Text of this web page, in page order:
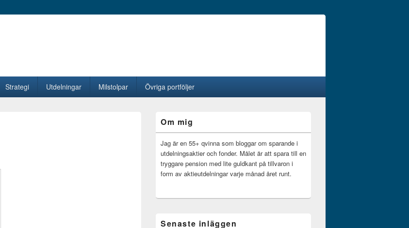
Strategi Utdelningar Milstolpar Övriga portföljer
sidofältet
Widget
område
Om mig
Jag är en 55+ qvinna som bloggar om sparande i
utdelningsaktier och fonder. Målet är att spara till en
tryggare pension med lite guldkant på tillvaron i
form av aktieutdelningar varje månad året runt.
Senaste inläggen